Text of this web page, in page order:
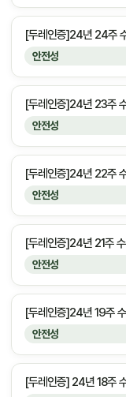
안전성
[두레인증]24년 24주
안전성
[두레인증]24년 23주
안전성
[두레인증]24년 22주
안전성
[두레인증]24년 21주
안전성
[두레인증]24년 19주
[두레인증] 24년 18주